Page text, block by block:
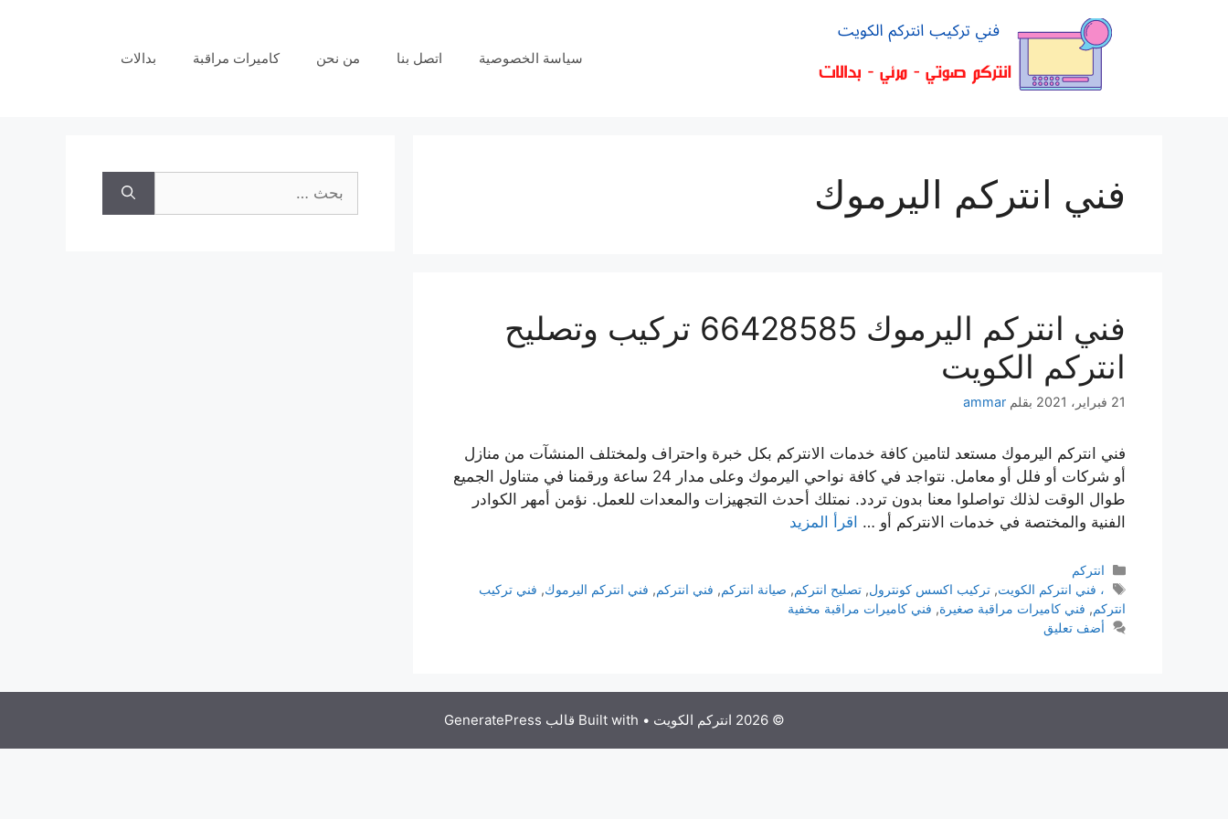
سياسة الخصوصية اتصل بنا من نحن كاميرات مراقبة بدالات
فني انتركم اليرموك
فني انتركم اليرموك 66428585 تركيب وتصليح
انتركم الكويت
21 فبراير، 2021 بقلم ammar
فني انتركم اليرموك مستعد لتامين كافة خدمات الانتركم بكل خبرة واحتراف ولمختلف المنشآت من منازل
أو شركات أو فلل أو معامل. نتواجد في كافة نواحي اليرموك وعلى مدار 24 ساعة ورقمنا في متناول الجميع
طوال الوقت لذلك تواصلوا معنا بدون تردد. نمتلك أحدث التجهيزات والمعدات للعمل. نؤمن أمهر الكوادر
الفنية والمختصة في خدمات الانتركم أو … اقرأ المزيد
انتركم
، فني انتركم الكويت,تركيب اكسس كونترول,تصليح انتركم, صيانة انتركم, فني انتركم, فني انتركم اليرموك, فني تركيب
انتركم, فني كاميرات مراقبة صغيرة, فني كاميرات مراقبة مخفية
أضف تعليق
© 2026 انتركم الكويت • Built with قالب GeneratePress